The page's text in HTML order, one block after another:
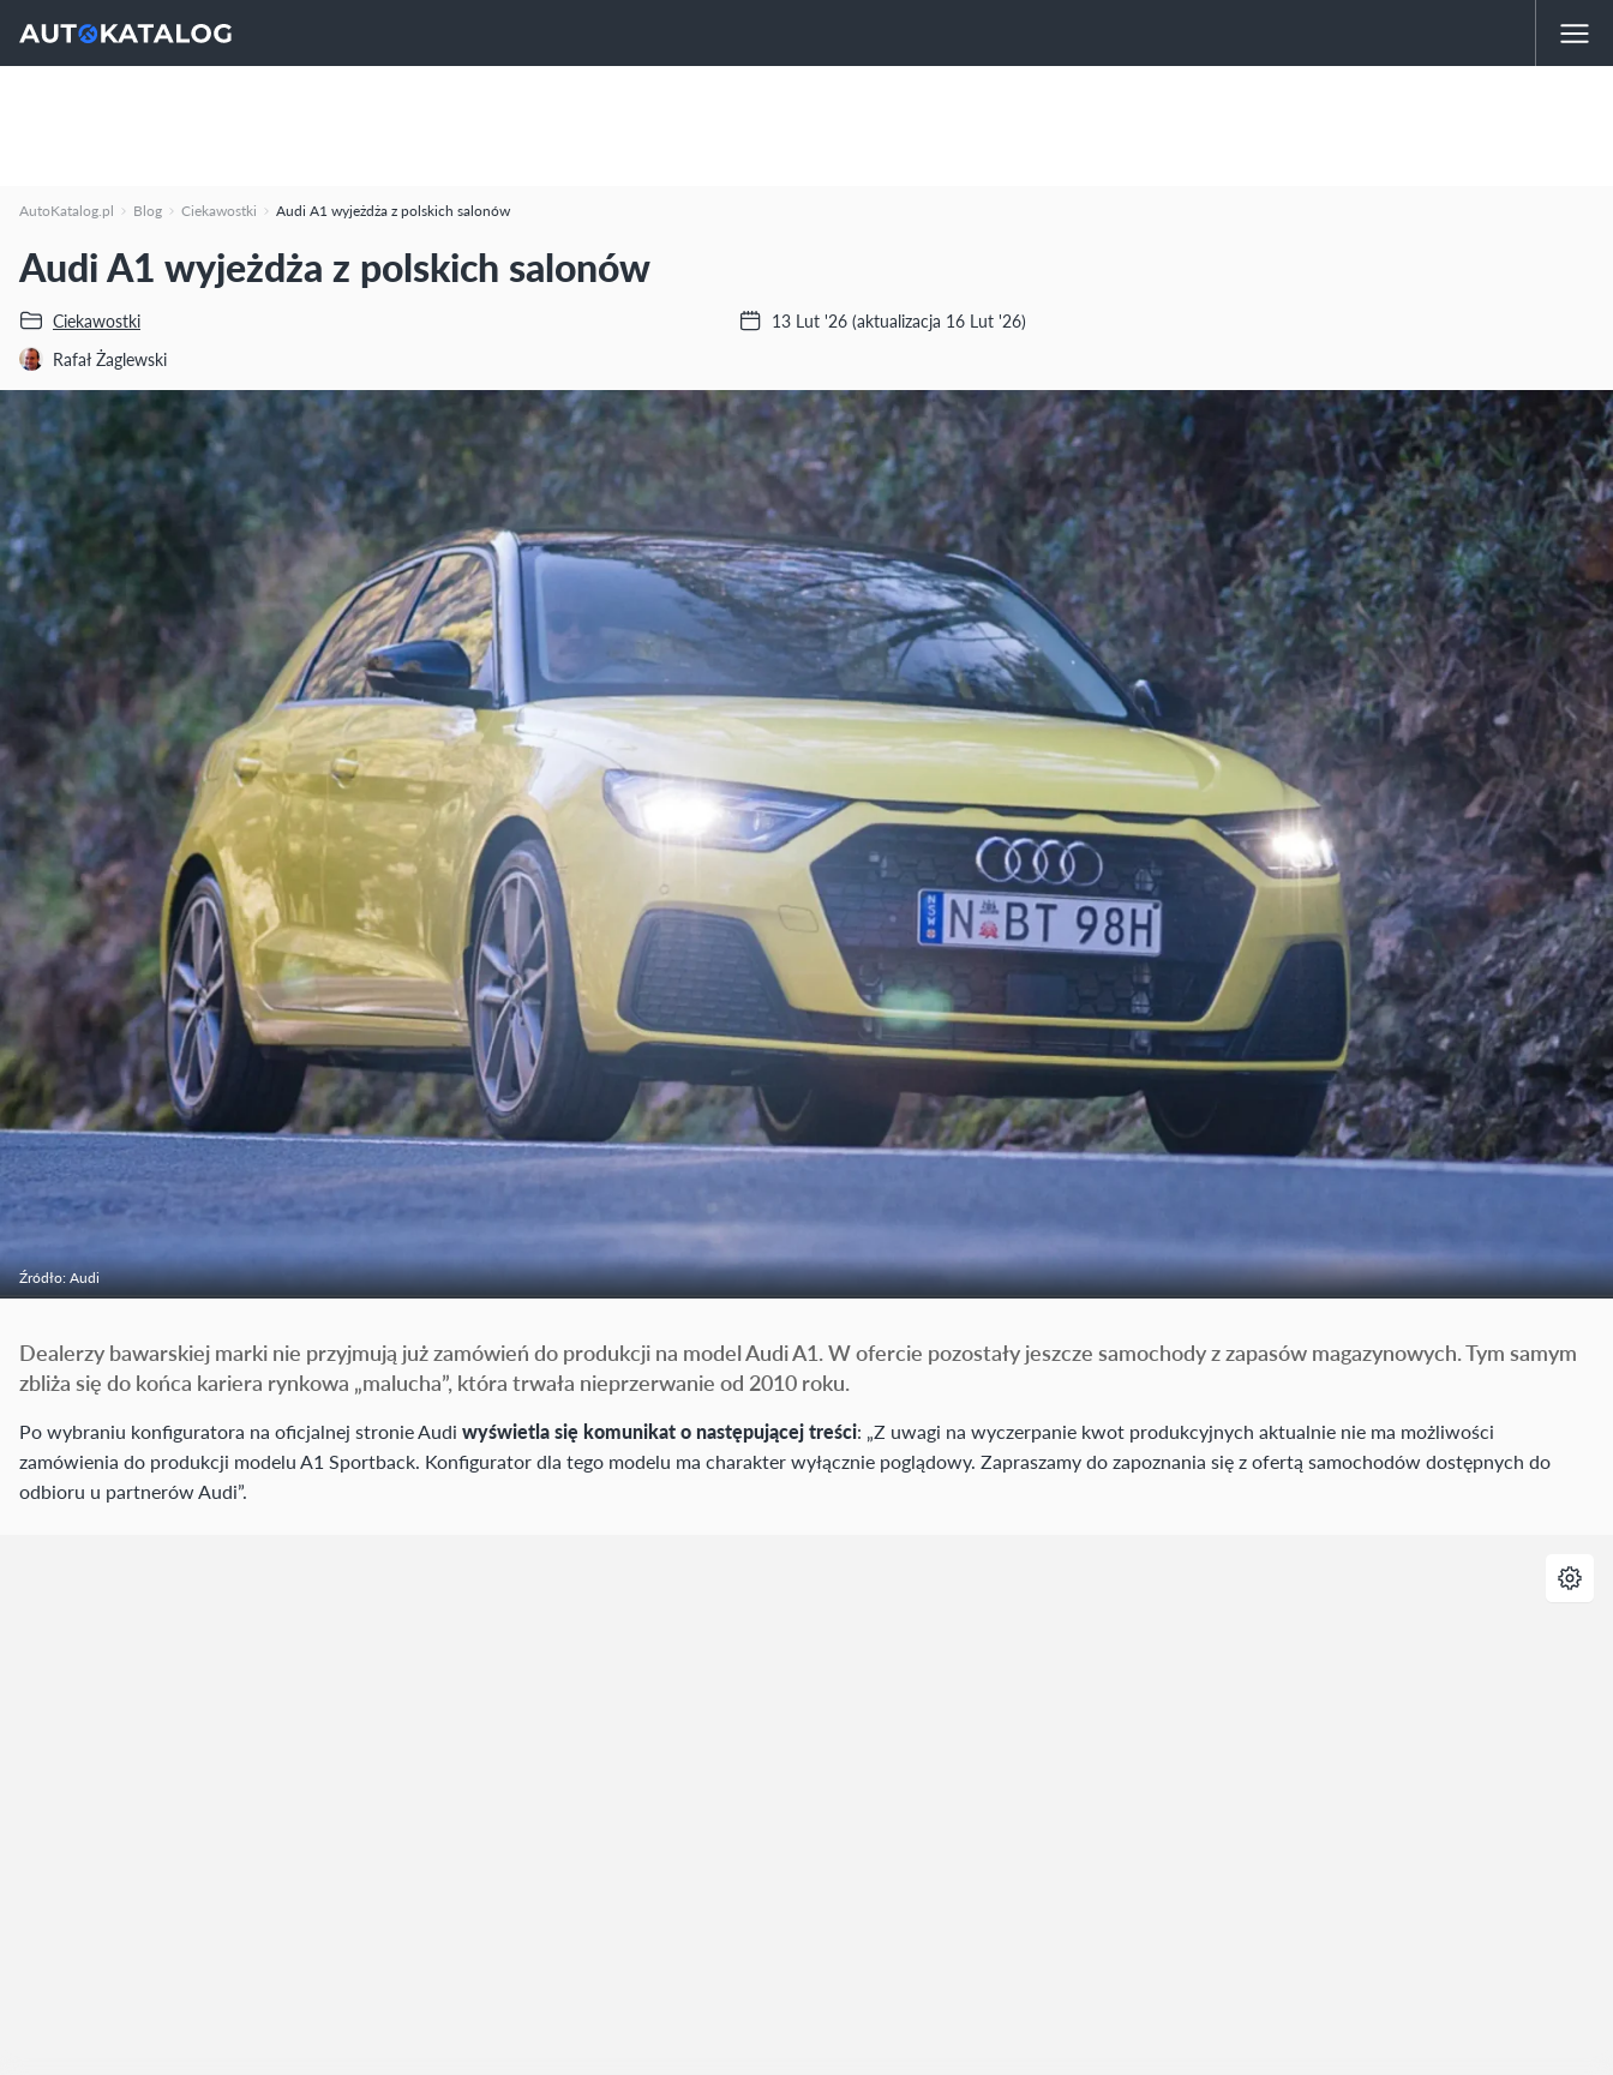
AutoKatalog.pl Blog Ciekawostki Audi A1 wyjeżdża z polskich salonów
Audi A1 wyjeżdża z polskich salonów
Ciekawostki
Rafał Żaglewski
13 Lut '26 (aktualizacja 16 Lut '26)
Źródło: Audi
Dealerzy bawarskiej marki nie przyjmują już zamówień do produkcji na model Audi A1. W ofercie pozostały jeszcze samochody z zapasów magazynowych. Tym samym
zbliża się do końca kariera rynkowa „malucha”, która trwała nieprzerwanie od 2010 roku.
Po wybraniu konfiguratora na oficjalnej stronie Audi wyświetla się komunikat o następującej treści: „Z uwagi na wyczerpanie kwot produkcyjnych aktualnie nie ma możliwości
zamówienia do produkcji modelu A1 Sportback. Konfigurator dla tego modelu ma charakter wyłącznie poglądowy. Zapraszamy do zapoznania się z ofertą samochodów dostępnych do
odbioru u partnerów Audi”.